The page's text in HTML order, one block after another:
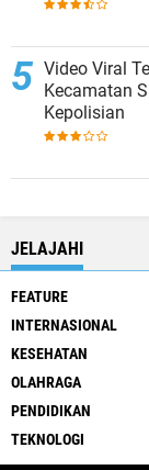
Video Viral
Kecamatan
Kepolisian
JELAJAHI
FEATURE
INTERNASIONAL
KESEHATAN
OLAHRAGA
PENDIDIKAN
TEKNOLOGI